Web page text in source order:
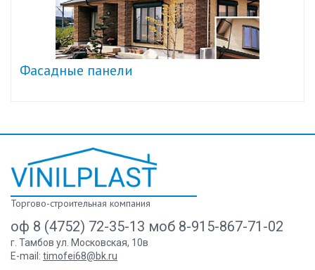
Фасадные панели
Торгово-строительная компания
оф 8 (4752) 72-35-13 моб 8-915-867-71-02
г. Тамбов ул. Московская, 10в
E-mail: timofei68@bk.ru